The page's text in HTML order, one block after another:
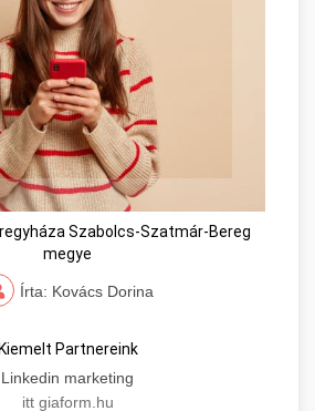
Szabolcs-Szatmár-Bereg
megye
Írta: Kovács Dorina
Kiemelt Partnereink
Linkedin marketing
itt giaform.hu